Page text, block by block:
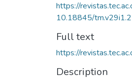
https://
10.18845/
Full text
https://
Description